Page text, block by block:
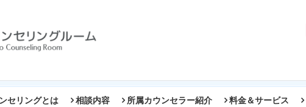
セリングとは 相談内容 所属カウンセラー紹介 料金＆サービス